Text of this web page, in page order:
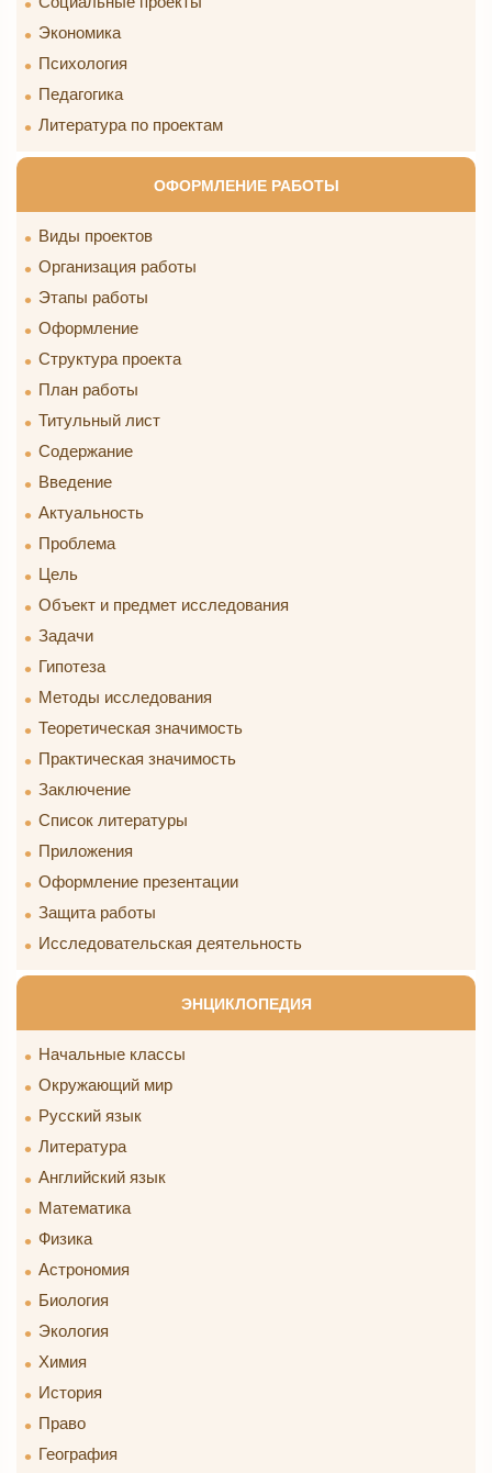
Экономика
Психология
Педагогика
Литература по проектам
ОФОРМЛЕНИЕ РАБОТЫ
Виды проектов
Организация работы
Этапы работы
Оформление
Структура проекта
План работы
Титульный лист
Содержание
Введение
Актуальность
Проблема
Цель
Объект и предмет исследования
Задачи
Гипотеза
Методы исследования
Теоретическая значимость
Практическая значимость
Заключение
Список литературы
Приложения
Оформление презентации
Защита работы
Исследовательская деятельность
ЭНЦИКЛОПЕДИЯ
Начальные классы
Окружающий мир
Русский язык
Литература
Английский язык
Математика
Физика
Астрономия
Биология
Экология
Химия
История
Право
География